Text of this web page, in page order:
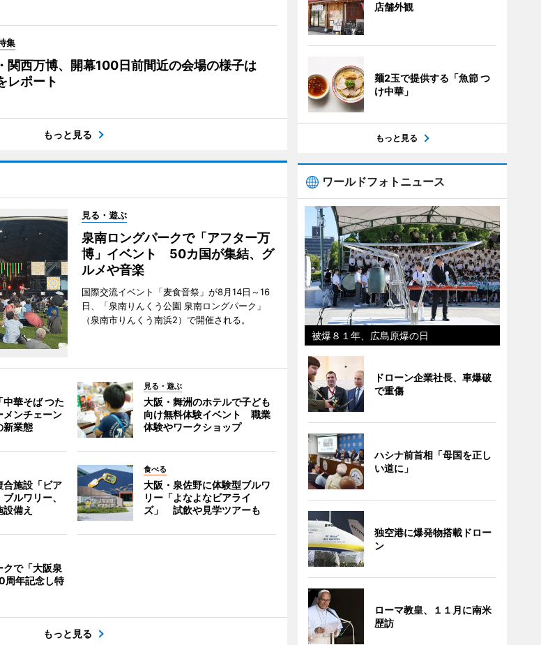
集
関西万博、開幕100日前間近の会場の様子は
レポート
もっと見る
見る・遊ぶ
泉南ロングパークで「アフター万
博」イベント 50カ国が集結、グ
ルメや音楽
国際交流イベント「麦食音祭」が8月14日～16
日、「泉南りんくう公園 泉南ロングパーク」
（泉南市りんくう南浜2）で開催される。
華そば つた
ンチェーン
新業態
見る・遊ぶ
大阪・舞洲のホテルで子ども
向け無料体験イベント 職業
体験やワークショップ
合施設「ビア
ルワリー、
備え
食べる
大阪・泉佐野に体験型ブルワ
リー「よなよなビアライ
ズ」 試飲や見学ツアーも
クで「大阪泉
年記念し特
もっと見る
店舗外観
麺2玉で提供する「魚節 つ
け中華」
もっと見る
ワールドフォトニュース
被爆８１年、広島原爆の日
ドローン企業社長、車爆破
で重傷
ハシナ前首相「母国を正し
い道に」
独空港に爆発物搭載ドロー
ン
ローマ教皇、１１月に南米
歴訪